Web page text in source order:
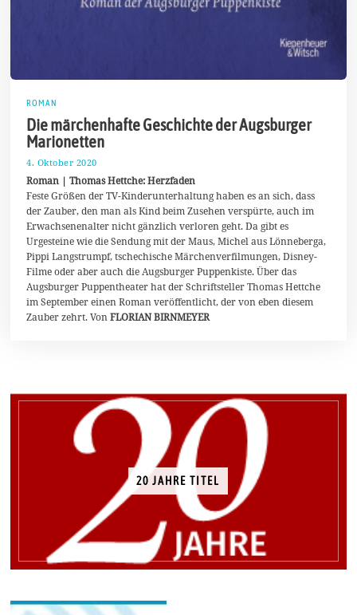
ROMAN
Die märchenhafte Geschichte der Augsburger
Marionetten
4. Oktober 2020
.
O
k
t
b
e
r
2
0
2
0
Roman | Thomas Hettche: Herzfaden
Feste Größen der TV-Kinderunterhaltung haben es an sich, dass
der Zauber, den man als Kind beim Zusehen verspürte, auch im
Erwachsenenalter nicht gänzlich verloren geht. Da gibt es
Urgesteine wie die Sendung mit der Maus, Michel aus Lönneberga,
Pippi Langstrumpf, tschechische Märchenverfilmungen, Disney-
Filme oder aber auch die Augsburger Puppenkiste. Über das
Augsburger Puppentheater hat der Schriftsteller Thomas Hettche
im September einen Roman veröffentlicht, der von eben diesem
Zauber zehrt. VonFLORIAN BIRNMEYER
20 JAHRE TITEL